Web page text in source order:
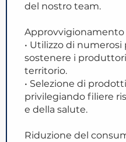
del nostro team.
Approvvigionamento
• Utilizzo di
sostenere i
territorio.
• Selezione di
privilegiando filiere
e della salute.
Riduzione del